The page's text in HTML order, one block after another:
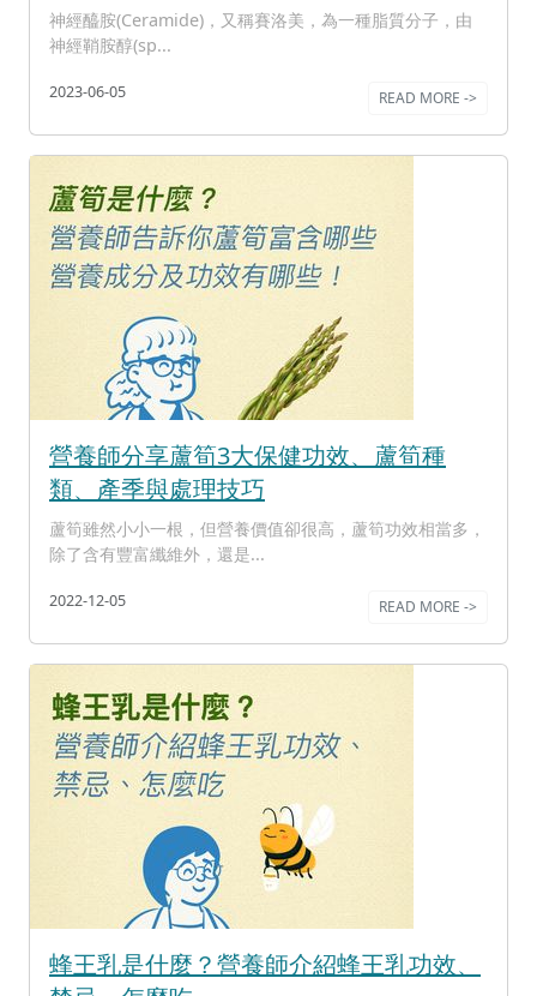
神經醯胺(Ceramide)，又稱賽洛美，為一種脂質分子，由
神經鞘胺醇(sp...
2023-06-05 READ MORE ->
營養師分享蘆筍3大保健功效、蘆筍種
類、產季與處理技巧
蘆筍雖然小小一根，但營養價值卻很高，蘆筍功效相當多，
除了含有豐富纖維外，還是...
2022-12-05 READ MORE ->
蜂王乳是什麼？營養師介紹蜂王乳功效、